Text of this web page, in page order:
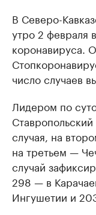
В Северо-
утро 2 февраля
коронавируса.
число случаев
Лидером по
случая, на
на третьем —
случай
298 — в
Ингушетии и